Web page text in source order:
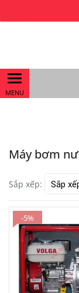
Máy bơm
Sắp xếp:
-5%